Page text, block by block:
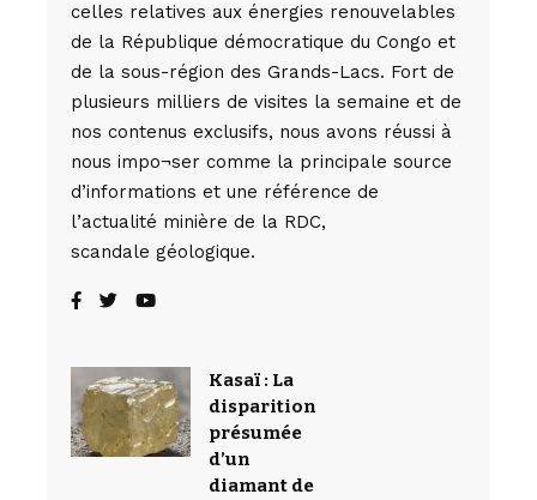
celles relatives aux énergies renouvelables
de la République démocratique du Congo et
de la sous-région des Grands-Lacs. Fort de
plusieurs milliers de visites la semaine et de
nos contenus exclusifs, nous avons réussi à
nous impo¬ser comme la principale source
d’informations et une référence de
l’actualité minière de la RDC,
scandale géologique.
Kasaï : La
disparition
présumée
d’un
diamant de